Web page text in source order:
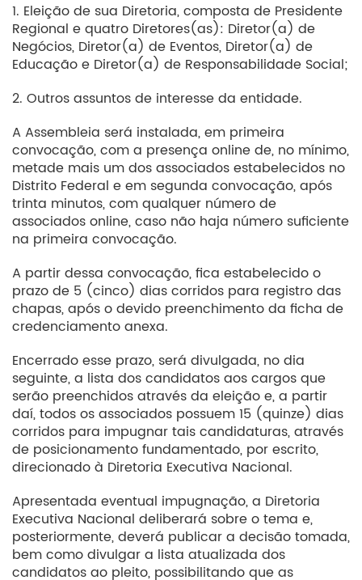
1. Eleição de sua Diretoria, composta de Presidente
Regional e quatro Diretores(as): Diretor(a) de
Negócios, Diretor(a) de Eventos, Diretor(a) de
Educação e Diretor(a) de Responsabilidade Social;
2. Outros assuntos de interesse da entidade.
A Assembleia será instalada, em primeira
convocação, com a presença online de, no mínimo,
metade mais um dos associados estabelecidos no
Distrito Federal e em segunda convocação, após
trinta minutos, com qualquer número de
associados online, caso não haja número suficiente
na primeira convocação.
A partir dessa convocação, fica estabelecido o
prazo de 5 (cinco) dias corridos para registro das
chapas, após o devido preenchimento da ficha de
credenciamento anexa.
Encerrado esse prazo, será divulgada, no dia
seguinte, a lista dos candidatos aos cargos que
serão preenchidos através da eleição e, a partir
daí, todos os associados possuem 15 (quinze) dias
corridos para impugnar tais candidaturas, através
de posicionamento fundamentado, por escrito,
direcionado à Diretoria Executiva Nacional.
Apresentada eventual impugnação, a Diretoria
Executiva Nacional deliberará sobre o tema e,
posteriormente, deverá publicar a decisão tomada,
bem como divulgar a lista atualizada dos
candidatos ao pleito, possibilitando que as